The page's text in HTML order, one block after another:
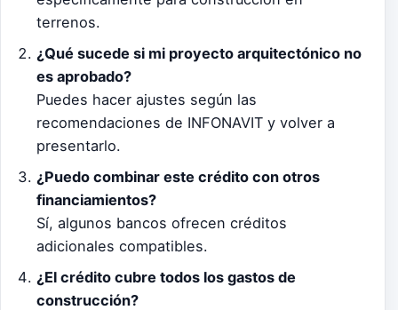
terrenos.
¿Qué sucede si mi proyecto arquitectónico no
es aprobado?
Puedes hacer ajustes según las
recomendaciones de INFONAVIT y volver a
presentarlo.
¿Puedo combinar este crédito con otros
financiamientos?
Sí, algunos bancos ofrecen créditos
adicionales compatibles.
¿El crédito cubre todos los gastos de
construcción?